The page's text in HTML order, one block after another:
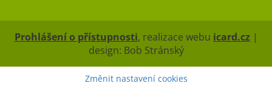
Prohlášení o přístupnosti, realizace webu icard.cz|
design: Bob Stránský
Změnit nastavení cookies